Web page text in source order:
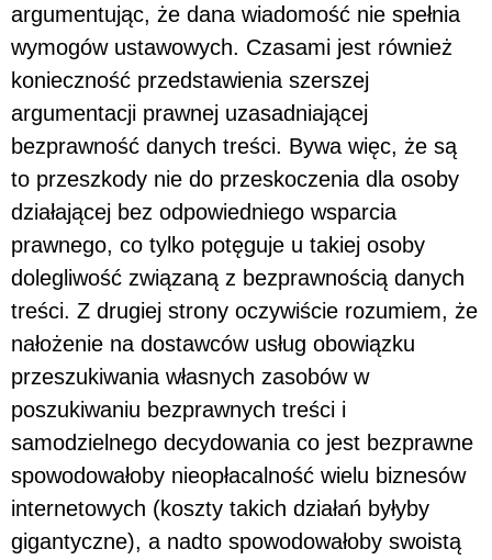
argumentując, że dana wiadomość nie spełnia
wymogów ustawowych. Czasami jest również
konieczność przedstawienia szerszej
argumentacji prawnej uzasadniającej
bezprawność danych treści. Bywa więc, że są
to przeszkody nie do przeskoczenia dla osoby
działającej bez odpowiedniego wsparcia
prawnego, co tylko potęguje u takiej osoby
dolegliwość związaną z bezprawnością danych
treści. Z drugiej strony oczywiście rozumiem, że
nałożenie na dostawców usług obowiązku
przeszukiwania własnych zasobów w
poszukiwaniu bezprawnych treści i
samodzielnego decydowania co jest bezprawne
spowodowałoby nieopłacalność wielu biznesów
internetowych (koszty takich działań byłyby
gigantyczne), a nadto spowodowałoby swoistą